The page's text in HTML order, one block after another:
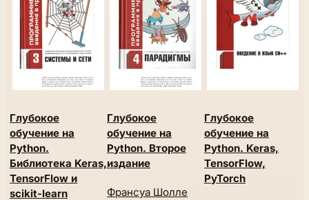
Глубокое
обучение на
Python.
Библиотека Keras,
TensorFlow и
scikit-learn
Глубокое
обучение на
Python. Второе
издание
Франсуа Шолле
Глубокое
обучение на
Python. Keras,
TensorFlow,
PyTorch